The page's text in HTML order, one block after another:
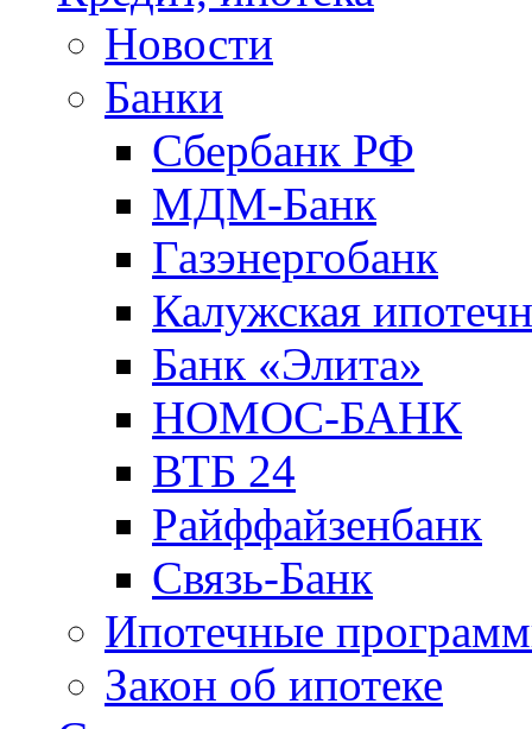
Новости
Банки
Сбербанк РФ
МДМ-Банк
Газэнергобанк
Калужская
Банк «Элита»
НОМОС-БАНК
ВТБ 24
Райффайзенбанк
Связь-Банк
Ипотечные
Закон об ипотеке